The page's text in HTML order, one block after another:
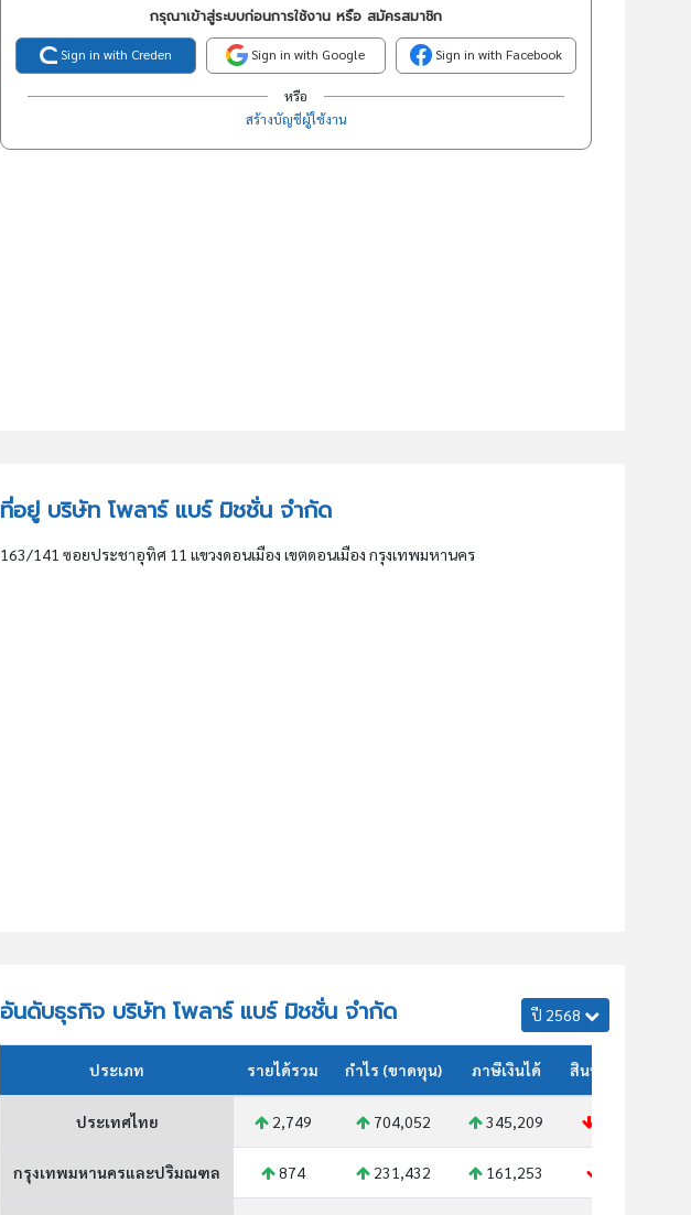
กรุณาเข้าสู่ระบบก่อนการใช้งาน หรือ สมัครสมาชิก
Sign in with Creden Sign in with Google Sign in with Facebook
หรือ
สร้างบัญชีผู้ใช้งาน
ที่อยู่ บริษัท โพลาร์ แบร์ มิชชั่น จำกัด
163/141 ซอยประชาอุทิศ 11 แขวงดอนเมือง เขตดอนเมือง กรุงเทพมหานคร
อันดับธุรกิจ บริษัท โพลาร์ แบร์ มิชชั่น จำกัด ปี 2568
ประเภท รายได้รวม กำไร (ขาดทุน) ภาษีเงินได้ สินทรัพย์รวม
ประเทศไทย 2,749 704,052 345,209
กรุงเทพมหานครและปริมณฑล 874 231,432 161,253